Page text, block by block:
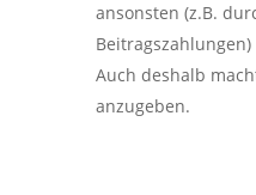
ansonsten (z.B.
Auch deshalb
anzugeben.